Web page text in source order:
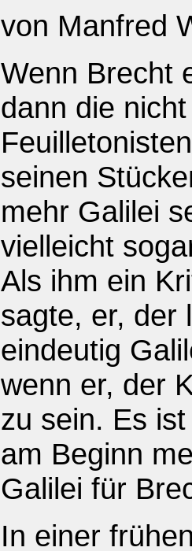
von Manfred
Wenn Brecht
dann die
seinen
mehr Galilei
vielleicht
Als ihm ein
sagte, er, der
eindeutig
wenn er, der
zu sein. Es
am Beginn
Galilei für
In einer